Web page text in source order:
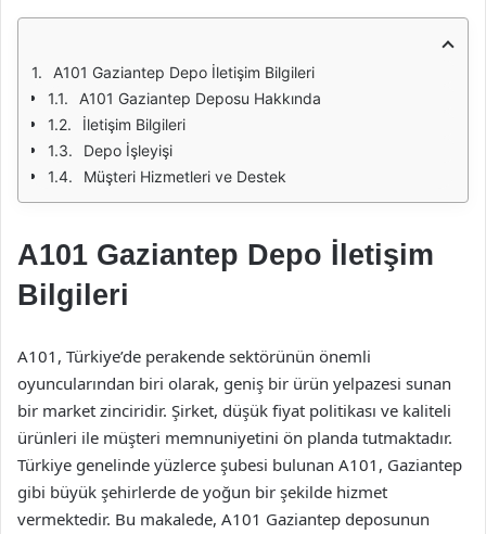
A101 Gaziantep Depo İletişim Bilgileri
A101 Gaziantep Deposu Hakkında
İletişim Bilgileri
Depo İşleyişi
Müşteri Hizmetleri ve Destek
A101 Gaziantep Depo İletişim
Bilgileri
A101, Türkiye’de perakende sektörünün önemli
oyuncularından biri olarak, geniş bir ürün yelpazesi sunan
bir market zinciridir. Şirket, düşük fiyat politikası ve kaliteli
ürünleri ile müşteri memnuniyetini ön planda tutmaktadır.
Türkiye genelinde yüzlerce şubesi bulunan A101, Gaziantep
gibi büyük şehirlerde de yoğun bir şekilde hizmet
vermektedir. Bu makalede, A101 Gaziantep deposunun